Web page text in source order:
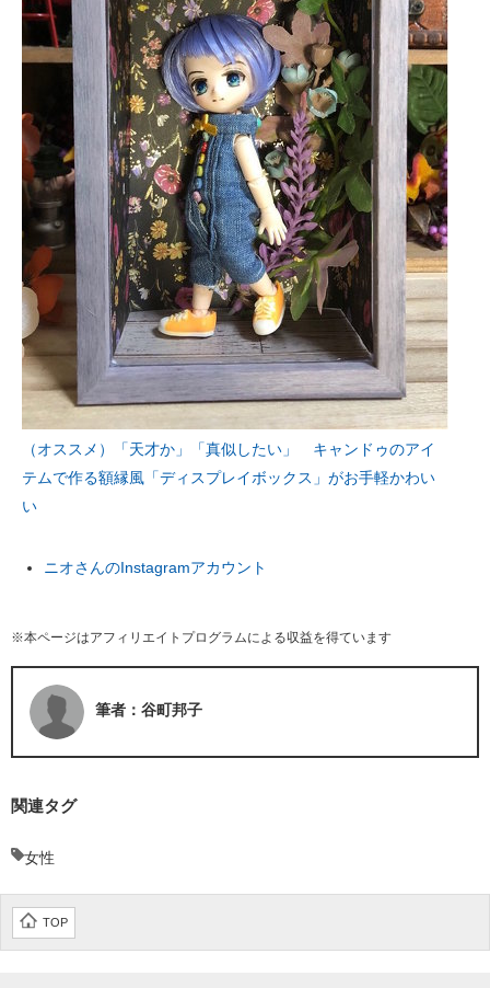
（オススメ）「天才か」「真似したい」 キャンドゥのアイ
テムで作る額縁風「ディスプレイボックス」がお手軽かわい
い
ニオさんのInstagramアカウント
※本ページはアフィリエイトプログラムによる収益を得ています
筆者：谷町邦子
関連タグ
女性
TOP